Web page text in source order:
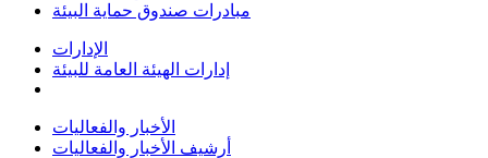
مبادرات صندوق حماية البيئة
الإدارات
إدارات الهيئة العامة للبيئة
الأخبار والفعاليات
أرشيف الأخبار والفعاليات